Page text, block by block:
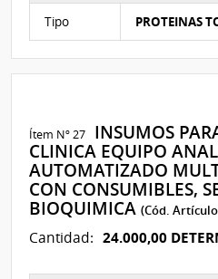
Tipo PROTEINAS
Ítem Nº 27
INSUMOS
CLINICA EQUIPO
AUTOMATIZADO
CON CONSUMIBLES,
BIOQUIMICA(Cód.
Cantidad: 24.000,00